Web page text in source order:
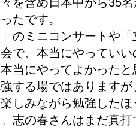
たです。
のミニコンサートや「
で、本当にやってい
当にやってよかった
する場ではあります
しみながら勉強した
志の春さんはまだ真